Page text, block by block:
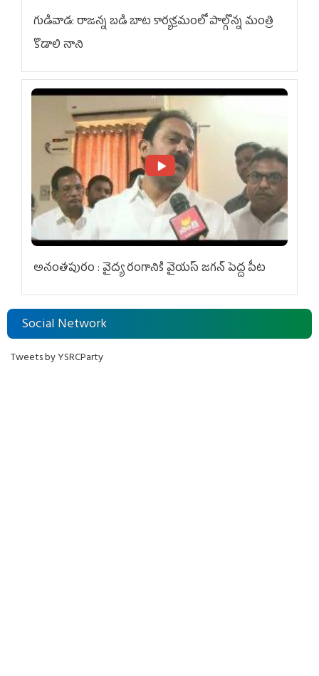
గుడివాడ: రాజన్న బడి బాట కార్యక్రమంలో పాల్గొన్న మంత్రి
కొడాలి నాని
అనంతపురం : వైద్య రంగానికి వైయ‌స్ జ‌గ‌న్ పెద్ద పీట
Social Network
Tweets by YSRCParty